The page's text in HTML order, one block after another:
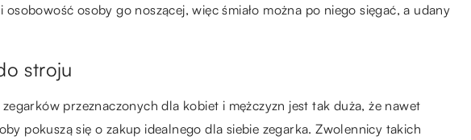
osoby go noszącej, więc śmiało można po niego sięgać, a udany
stroju
przeznaczonych dla kobiet i mężczyzn jest tak duża, że nawet
pokuszą się o zakup idealnego dla siebie zegarka. Zwolennicy takich